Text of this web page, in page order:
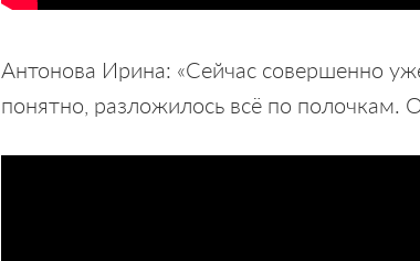
Антонова Ирина: «Сейчас совершенно
понятно, разложилось всё по полочкам.